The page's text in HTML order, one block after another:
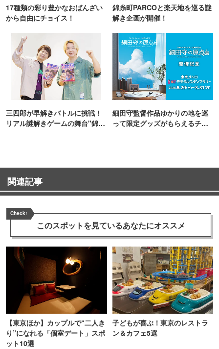
17種類の彩り豊かなおばんざい
から自由にチョイス！
錦糸町PARCOと楽天地を巡る謎
解き企画が開催！
三四郎が早解きバトルに挑戦！
リアル謎解きゲームの舞台"錦糸
細田守監督作品ゆかりの地を巡
って限定グッズがもらえるチャ
関連記事
Check!
このスポットを見ているあなたにオススメ
【東京ほか】カップルで“二人き
り”になれる「個室デート」スポ
ット10選
子どもが喜ぶ！東京のレストラ
ン＆カフェ5選